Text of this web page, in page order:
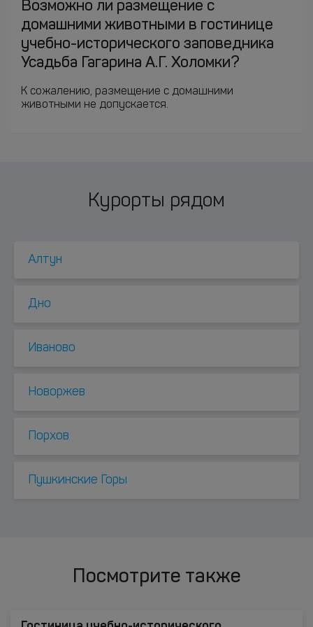
Возможно ли размещение с
домашними животными в гостинице
учебно-исторического заповедника
Усадьба Гагарина А.Г. Холомки?
К сожалению, размещение с домашними
животными не допускается.
Курорты рядом
Алтун
Дно
Иваново
Новоржев
Порхов
Пушкинские Горы
Посмотрите также